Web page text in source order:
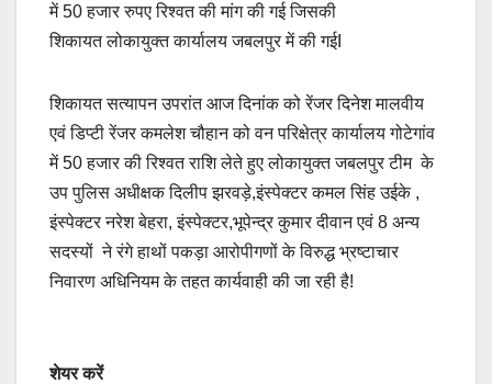
में 50 हजार रुपए रिश्वत की मांग की गई जिसकी
शिकायत लोकायुक्त कार्यालय जबलपुर में की गईI
शिकायत सत्यापन उपरांत आज दिनांक को रेंजर दिनेश मालवीय
एवं डिप्टी रेंजर कमलेश चौहान को वन परिक्षेत्र कार्यालय गोटेगांव
में 50 हजार की रिश्वत राशि लेते हुए लोकायुक्त जबलपुर टीम के
उप पुलिस अधीक्षक दिलीप झरवड़े,इंस्पेक्टर कमल सिंह उईके ,
इंस्पेक्टर नरेश बेहरा, इंस्पेक्टर,भूपेन्द्र कुमार दीवान एवं 8 अन्य
सदस्यों ने रंगे हाथों पकड़ा आरोपीगणों के विरुद्ध भ्रष्टाचार
निवारण अधिनियम के तहत कार्यवाही की जा रही है!
शेयर करें